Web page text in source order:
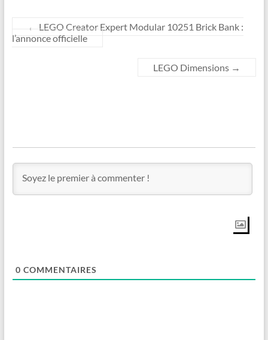
←
LEGO Creator Expert Modular 10251 Brick Bank :
l’annonce officielle
LEGO Dimensions →
0 COMMENTAIRES